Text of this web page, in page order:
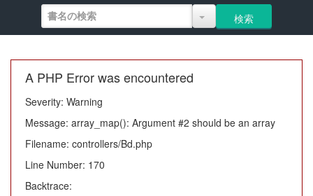
A PHP Error was encountered
Severity: Warning
Message: array_map(): Argument #2 should be an array
Filename: controllers/Bd.php
Line Number: 170
Backtrace: